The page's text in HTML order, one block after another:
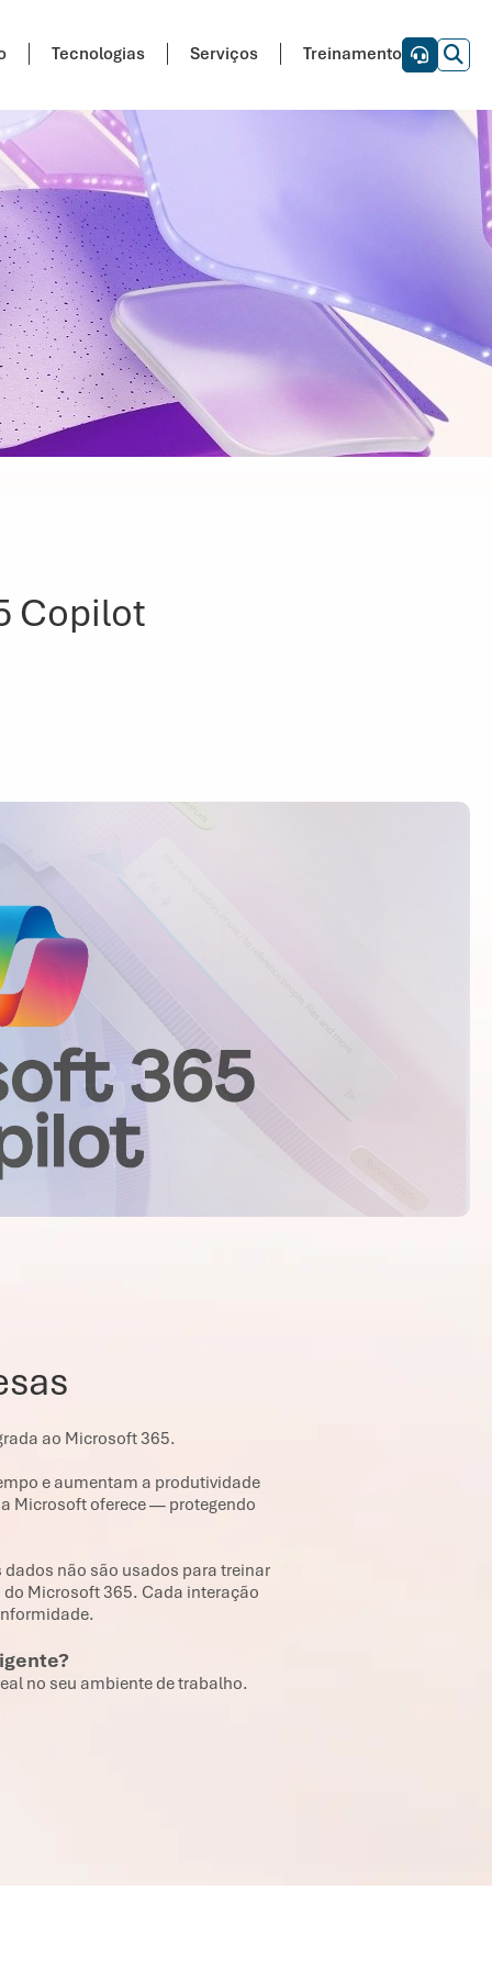
Tecnologias Serviços Treinamento
Copilot
ao Microsoft 365.
e aumentam a produtividade
Microsoft oferece — protegendo
não são usados para treinar
Microsoft 365. Cada interação
no seu ambiente de trabalho.